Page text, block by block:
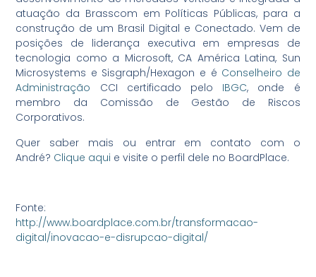
atuação da Brasscom em Políticas Públicas, para a
construção de um Brasil Digital e Conectado. Vem de
posições de liderança executiva em empresas de
tecnologia como a Microsoft, CA América Latina, Sun
Microsystems e Sisgraph/Hexagon e é Conselheiro de
Administração CCI certificado pelo IBGC, onde é
membro da Comissão de Gestão de Riscos
Corporativos.
Quer saber mais ou entrar em contato com o
André? Clique aqui e visite o perfil dele no BoardPlace.
Fonte:
http://www.boardplace.com.br/transformacao-
digital/inovacao-e-disrupcao-digital/